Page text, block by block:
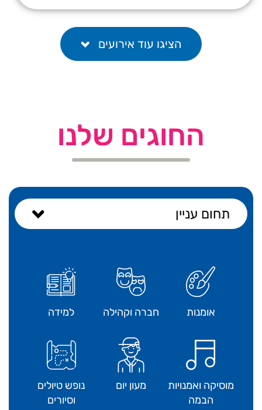
הציגו עוד אירועים
החוגים שלנו
תחום עניין
אומנות חברה וקהילה למידה
מוסיקה ואמנויות
הבמה
מעון יום
נופש טיולים
וסיורים